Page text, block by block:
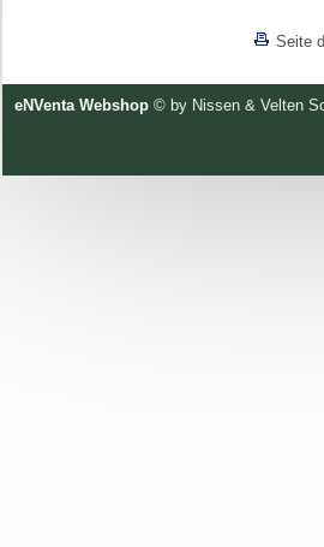
Seite
eNVenta Webshop © by Nissen & Velten